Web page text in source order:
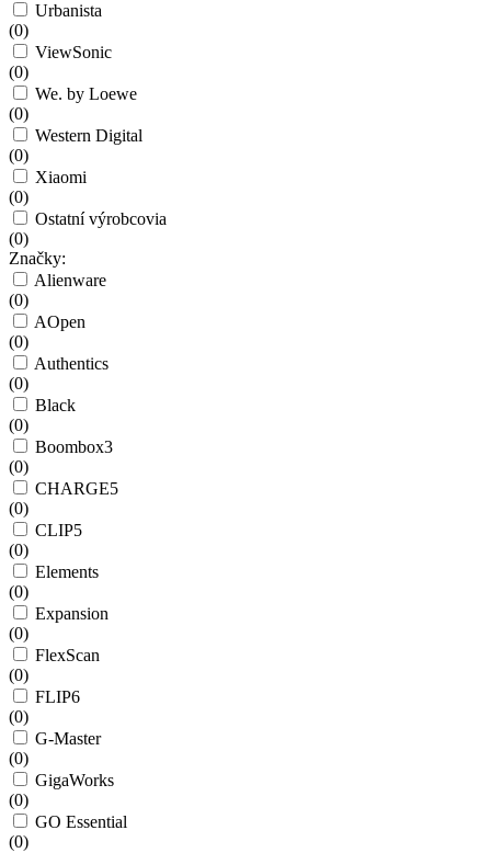
Urbanista
(0)
ViewSonic
(0)
We. by Loewe
(0)
Western Digital
(0)
Xiaomi
(0)
Ostatní výrobcovia
(0)
Značky:
Alienware
(0)
AOpen
(0)
Authentics
(0)
Black
(0)
Boombox3
(0)
CHARGE5
(0)
CLIP5
(0)
Elements
(0)
Expansion
(0)
FlexScan
(0)
FLIP6
(0)
G-Master
(0)
GigaWorks
(0)
GO Essential
(0)